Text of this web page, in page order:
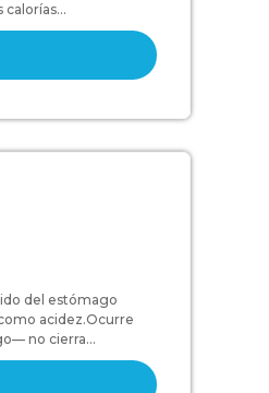
del estómago
acidez.Ocurre
no cierra...